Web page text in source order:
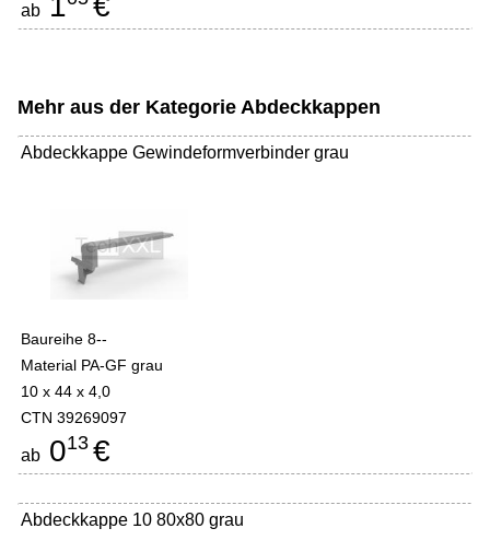
ab
Mehr aus der Kategorie Abdeckkappen
Abdeckkappe Gewindeformverbinder grau
Baureihe 8--
Material PA-GF grau
10 x 44 x 4,0
CTN 39269097
ab 013 €
Abdeckkappe 10 80x80 grau